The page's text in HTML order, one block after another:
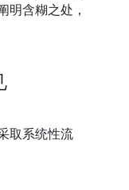
明含糊之处，
取系统性流